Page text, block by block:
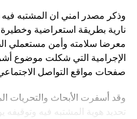
وذكر مصدر امني ان المشتبه
نارية بطريقة استعراضية وخطيرة
معرضا سلامته وأمن مستعملي
الإجرامية التي شكلت موضوع
صفحات مواقع التواصل
وقد أسفرت الأبحاث والتحريات
تحديد هوية المشتبه فيه وتوقيفه